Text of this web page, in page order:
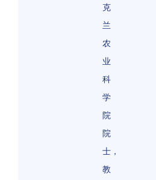
克
兰
农
业
科
学
院
院
士，
教